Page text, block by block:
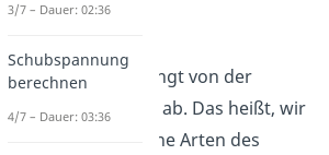
Knicklänge
Die Knicklänge
hängt von der
jeweiligen Lagerung ab. Das heißt, wir
erhalten verschiedene Arten des
3/7 – Dauer: 02:36
Schubspannung
berechnen
4/7 – Dauer: 03:36